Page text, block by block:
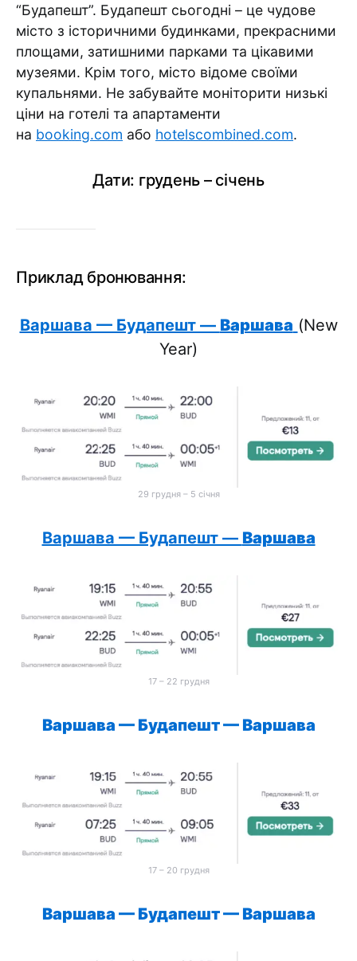
“Будапешт”. Будапешт сьогодні – це чудове
місто з історичними будинками, прекрасними
площами, затишними парками та цікавими
музеями. Крім того, місто відоме своїми
купальнями. Не забувайте моніторити низькі
ціни на готелі та апартаменти
на booking.com або hotelscombined.com.
Дати: грудень – січень
Приклад бронювання:
Варшава — Будапешт — Варшава (New
Year)
29 грудня – 5 січня
Варшава — Будапешт — Варшава
17 – 22 грудня
Варшава — Будапешт — Варшава
17 – 20 грудня
Варшава — Будапешт — Варшава